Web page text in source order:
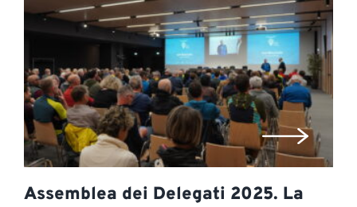
Assemblea dei Delegati 2025. La